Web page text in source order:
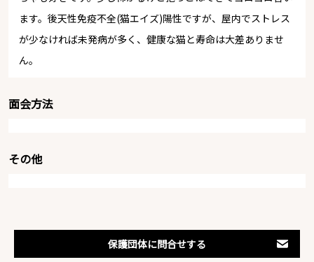
ます。後天性免疫不全(猫エイズ)陽性ですが、屋内でストレス
が少なければ未発病が多く、健康な猫と寿命は大差ありませ
ん。
面会方法
その他
保護団体に問合せする